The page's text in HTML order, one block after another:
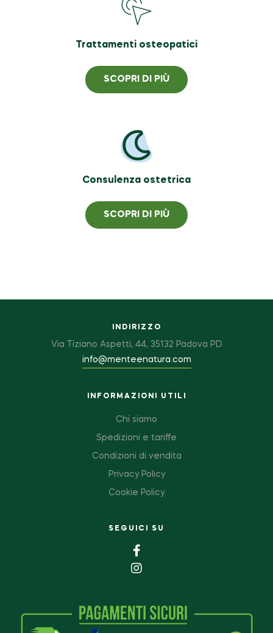
Trattamenti osteopatici
SCOPRI DI PIÙ
Consulenza ostetrica
SCOPRI DI PIÙ
INDIRIZZO
Via Tiziano Aspetti, 44, 35132 Padova PD
info@menteenatura.com
INFORMAZIONI UTILI
Chi siamo
Spedizioni e tariffe
Condizioni di vendita
Privacy Policy
Cookie Policy
SEGUICI SU